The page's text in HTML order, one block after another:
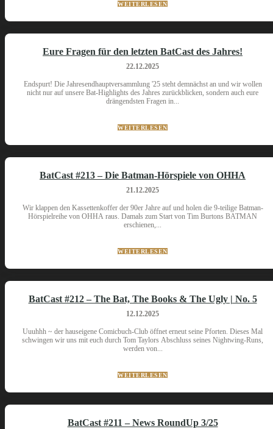
WEITERLESEN
Eure Fragen für den letzten BatCast des Jahres!
22.12.2025
Endspurt! Die Jahresendhauptversammlung '25 steht demnächst an und wir wollen
nicht nur auf unsere Bat-Highlights des Jahres zurückblicken, sondern auch eure
drängendsten Fragen in...
WEITERLESEN
BatCast #213 – Die Batman-Hörspiele von OHHA
21.12.2025
Wir klappen den Kassettenkoffer der 90er Jahre auf und holen die 9-teilige Batman-
Hörspielreihe von OHHA raus. Damals zum Start von Tim Burtons BATMAN
erschienen,...
WEITERLESEN
BatCast #212 – The Bat, The Books & The Ugly | No. 5
12.12.2025
Uuuhhh ~ der hauseigene Comicbuch-Club öffnet erneut seine Pforten. Dieses Mal
schwingen wir uns mit euch durch Tom Taylors Abschluss seines Nightwing-Runs,
werden von...
WEITERLESEN
BatCast #211 – News RoundUp 3/25